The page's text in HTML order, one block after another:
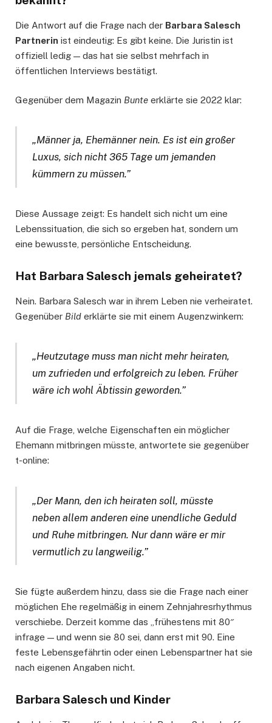
Die Antwort auf die Frage nach der Barbara Salesch
Partnerin ist eindeutig: Es gibt keine. Die Juristin ist
offiziell ledig — das hat sie selbst mehrfach in
öffentlichen Interviews bestätigt.
Gegenüber dem Magazin Bunte erklärte sie 2022 klar:
„Männer ja, Ehemänner nein. Es ist ein großer
Luxus, sich nicht 365 Tage um jemanden
kümmern zu müssen.”
Diese Aussage zeigt: Es handelt sich nicht um eine
Lebenssituation, die sich so ergeben hat, sondern um
eine bewusste, persönliche Entscheidung.
Hat Barbara Salesch jemals geheiratet?
Nein. Barbara Salesch war in ihrem Leben nie verheiratet.
Gegenüber Bild erklärte sie mit einem Augenzwinkern:
„Heutzutage muss man nicht mehr heiraten,
um zufrieden und erfolgreich zu leben. Früher
wäre ich wohl Äbtissin geworden.”
Auf die Frage, welche Eigenschaften ein möglicher
Ehemann mitbringen müsste, antwortete sie gegenüber
t-online:
„Der Mann, den ich heiraten soll, müsste
neben allem anderen eine unendliche Geduld
und Ruhe mitbringen. Nur dann wäre er mir
vermutlich zu langweilig.”
Sie fügte außerdem hinzu, dass sie die Frage nach einer
möglichen Ehe regelmäßig in einem Zehnjahresrhythmus
verschiebe. Derzeit komme das „frühestens mit 80″
infrage — und wenn sie 80 sei, dann erst mit 90. Eine
feste Lebensgefährtin oder einen Lebenspartner hat sie
nach eigenen Angaben nicht.
Barbara Salesch und Kinder